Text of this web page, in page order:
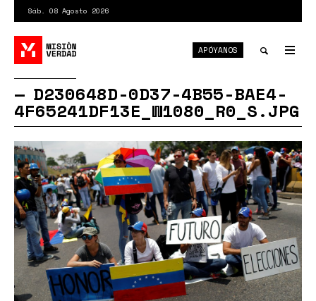
contenido
principal
Sáb. 08 Agosto 2026
search
APÓYANOS
D230648D-0D37-4B55-BAE4-
4F65241DF13E_W1080_R0_S.JPG